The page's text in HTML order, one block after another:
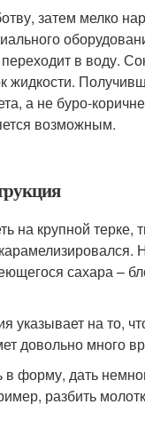
затем мелко
в воду.
а не буро-
возможным.
на крупной
сахара –
на то,
довольно много
форму, дать
разбить